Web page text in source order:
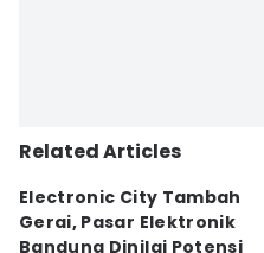
Related Articles
Electronic City Tambah
Gerai, Pasar Elektronik
Bandung Dinilai Potensi